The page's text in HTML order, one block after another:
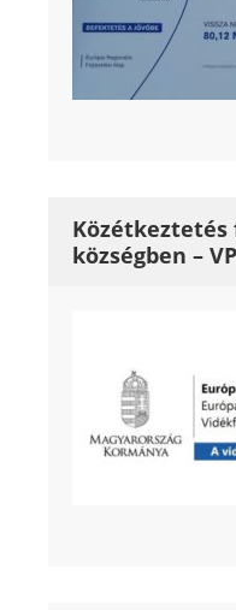
Közétkeztetés
községben –